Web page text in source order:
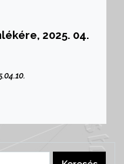
2025. 04.